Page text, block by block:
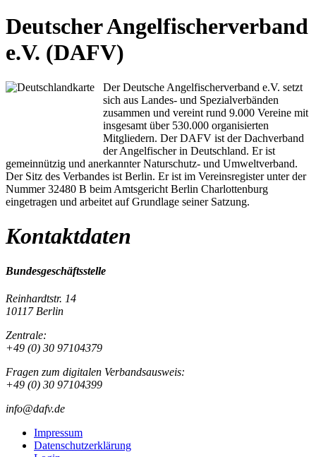
Deutscher Angelfischerverband
e.V. (DAFV)
Der Deutsche Angelfischerverband e.V. setzt
sich aus Landes- und Spezialverbänden
zusammen und vereint rund 9.000 Vereine mit
insgesamt über 530.000 organisierten
Mitgliedern. Der DAFV ist der Dachverband
der Angelfischer in Deutschland. Er ist
gemeinnützig und anerkannter Naturschutz- und Umweltverband.
Der Sitz des Verbandes ist Berlin. Er ist im Vereinsregister unter der
Nummer 32480 B beim Amtsgericht Berlin Charlottenburg
eingetragen und arbeitet auf Grundlage seiner Satzung.
Kontaktdaten
Bundesgeschäftsstelle
Reinhardtstr. 14
10117 Berlin
Zentrale:
+49 (0) 30 97104379
Fragen zum digitalen Verbandsausweis:
+49 (0) 30 97104399
info@dafv.de
Impressum
Datenschutzerklärung